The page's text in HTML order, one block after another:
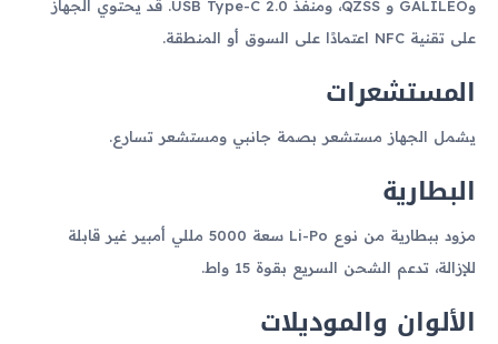
وGALILEO و QZSS، ومنفذ USB Type-C 2.0. قد يحتوي الجهاز
على تقنية NFC اعتمادًا على السوق أو المنطقة.
المستشعرات
يشمل الجهاز مستشعر بصمة جانبي ومستشعر تسارع.
البطارية
مزود ببطارية من نوع Li-Po سعة 5000 مللي أمبير غير قابلة
للإزالة، تدعم الشحن السريع بقوة 15 واط.
الألوان والموديلات